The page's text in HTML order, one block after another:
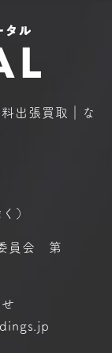
出張買取｜な
）
員会 第